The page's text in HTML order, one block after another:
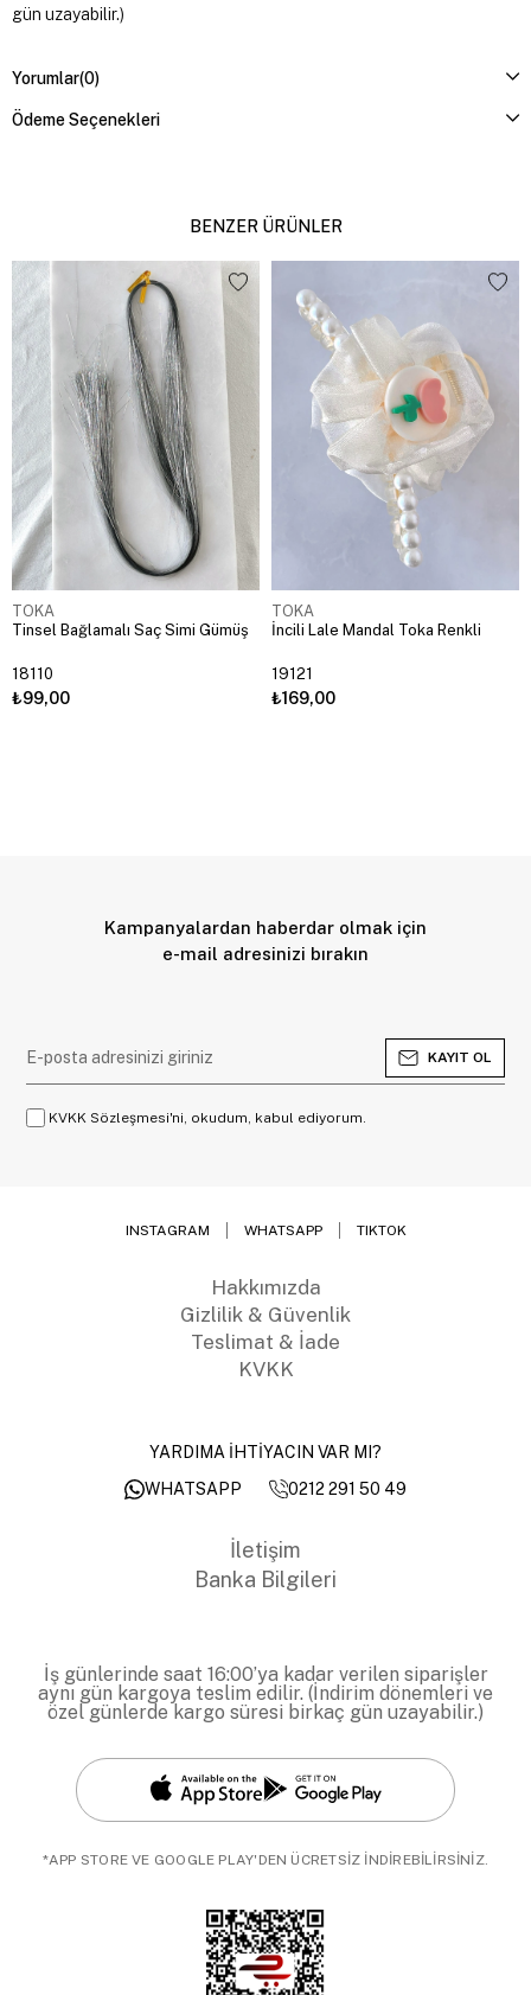
gün uzayabilir.)
Yorumlar(0)
Ödeme Seçenekleri
BENZER ÜRÜNLER
TOKA
Tinsel Bağlamalı Saç Simi Gümüş
18110
₺99,00
TOKA
İncili Lale Mandal Toka Renkli
19121
₺169,00
Kampanyalardan haberdar olmak için
e-mail adresinizi bırakın
KAYIT OL
KVKK Sözleşmesi'ni, okudum, kabul ediyorum.
INSTAGRAM WHATSAPP TIKTOK
Hakkımızda
Gizlilik & Güvenlik
Teslimat & İade
KVKK
YARDIMA İHTİYACIN VAR MI?
WHATSAPP
0212 291 50 49
İletişim
Banka Bilgileri
İş günlerinde saat 16:00’ya kadar verilen siparişler
aynı gün kargoya teslim edilir. (İndirim dönemleri ve
özel günlerde kargo süresi birkaç gün uzayabilir.)
*APP STORE VE GOOGLE PLAY'DEN ÜCRETSİZ İNDİREBİLİRSİNİZ.